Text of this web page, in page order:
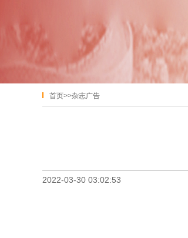
首页>>杂志广告
2022-03-30 03:02:53